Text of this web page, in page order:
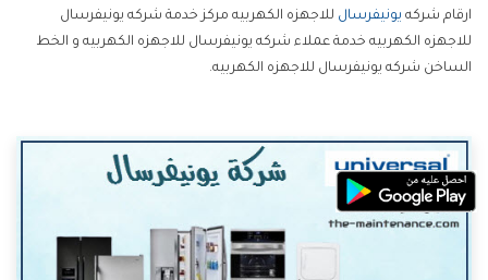
ارقام شركه يونيفرسال للاجهزه الكهربيه مركز خدمة شركه يونيفرسال
للاجهزه الكهربيه خدمة عملاء شركه يونيفرسال للاجهزه الكهربيه و الخط
الساخن شركه يونيفرسال للاجهزه الكهربيه.